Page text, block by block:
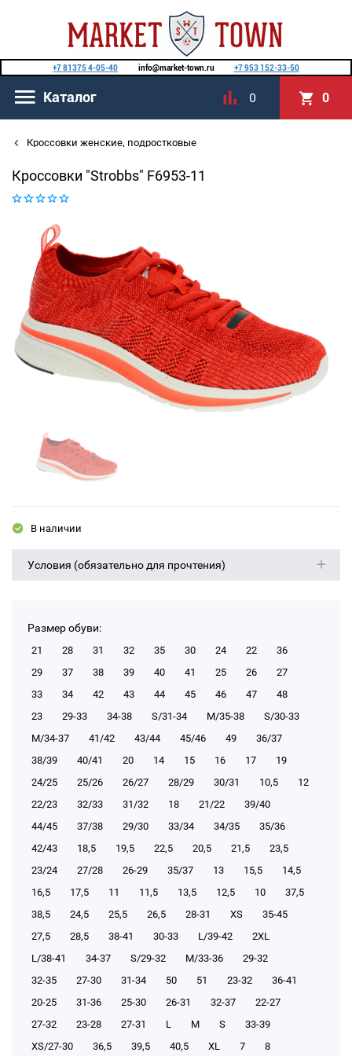
+7 81375 4-05-40 info@market-town.ru +7 953 152-33-50
Каталог 0 0
Кроссовки женские, подростковые
Кроссовки "Strobbs" F6953-11
В наличии
Условия (обязательно для прочтения)
Размер обуви:
21 28 31 32 35 30 24 22
36
29
37 38 39 40 41 25 26
27
33
34 42 43 44 45 46 47
48
23
29-33 34-38 S/31-34 М/35-38
S/30-33
М/34-37
41/42 43/44 45/46 49
36/37
38/39
40/41 20 14 15 16 17
19
24/25
25/26 26/27 28/29 30/31 10,5
12
22/23
32/33 31/32 18 21/22
39/40
44/45
37/38 29/30 33/34 34/35
35/36
42/43
18,5 19,5 22,5 20,5 21,5
23,5
23/24
27/28 26-29 35/37 13 15,5
14,5
16,5
17,5 11 11,5 13,5 12,5 10
37,5
38,5
24,5 25,5 26,5 28-31 XS
35-45
27,5
28,5 38-41 30-33 L/39-42
2XL
L/38-41
34-37 S/29-32 М/33-36
29-32
32-35
27-30 31-34 50 51 23-32
36-41
20-25
31-36 25-30 26-31 32-37
22-27
27-32
23-28 27-31 L M S
33-39
XS/27-30
36,5 39,5 40,5 XL 7 8